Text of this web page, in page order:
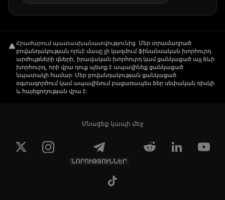
Հրաժարում պատասխանատվությունից. Մեր տրամադրած
բովանդակության որևէ մասը չի կազմում ֆինանսական խորհուրդ
արժույթների գների, իրավական խորհուրդ կամ ցանկացած այլ ձևի
խորհուրդ, որի վրա դուք պետք է ապավինեք ցանկացած
նպատակի համար: Մեր բովանդակության ցանկացած
օգտագործում կամ ապավինում բացառապես ձեր սեփական ռիսկի
և հայեցողության վրա է:
Մնացեք կապի մեջ
ՆՈՐՈՒԹՅՈՒՆՆԵՐ